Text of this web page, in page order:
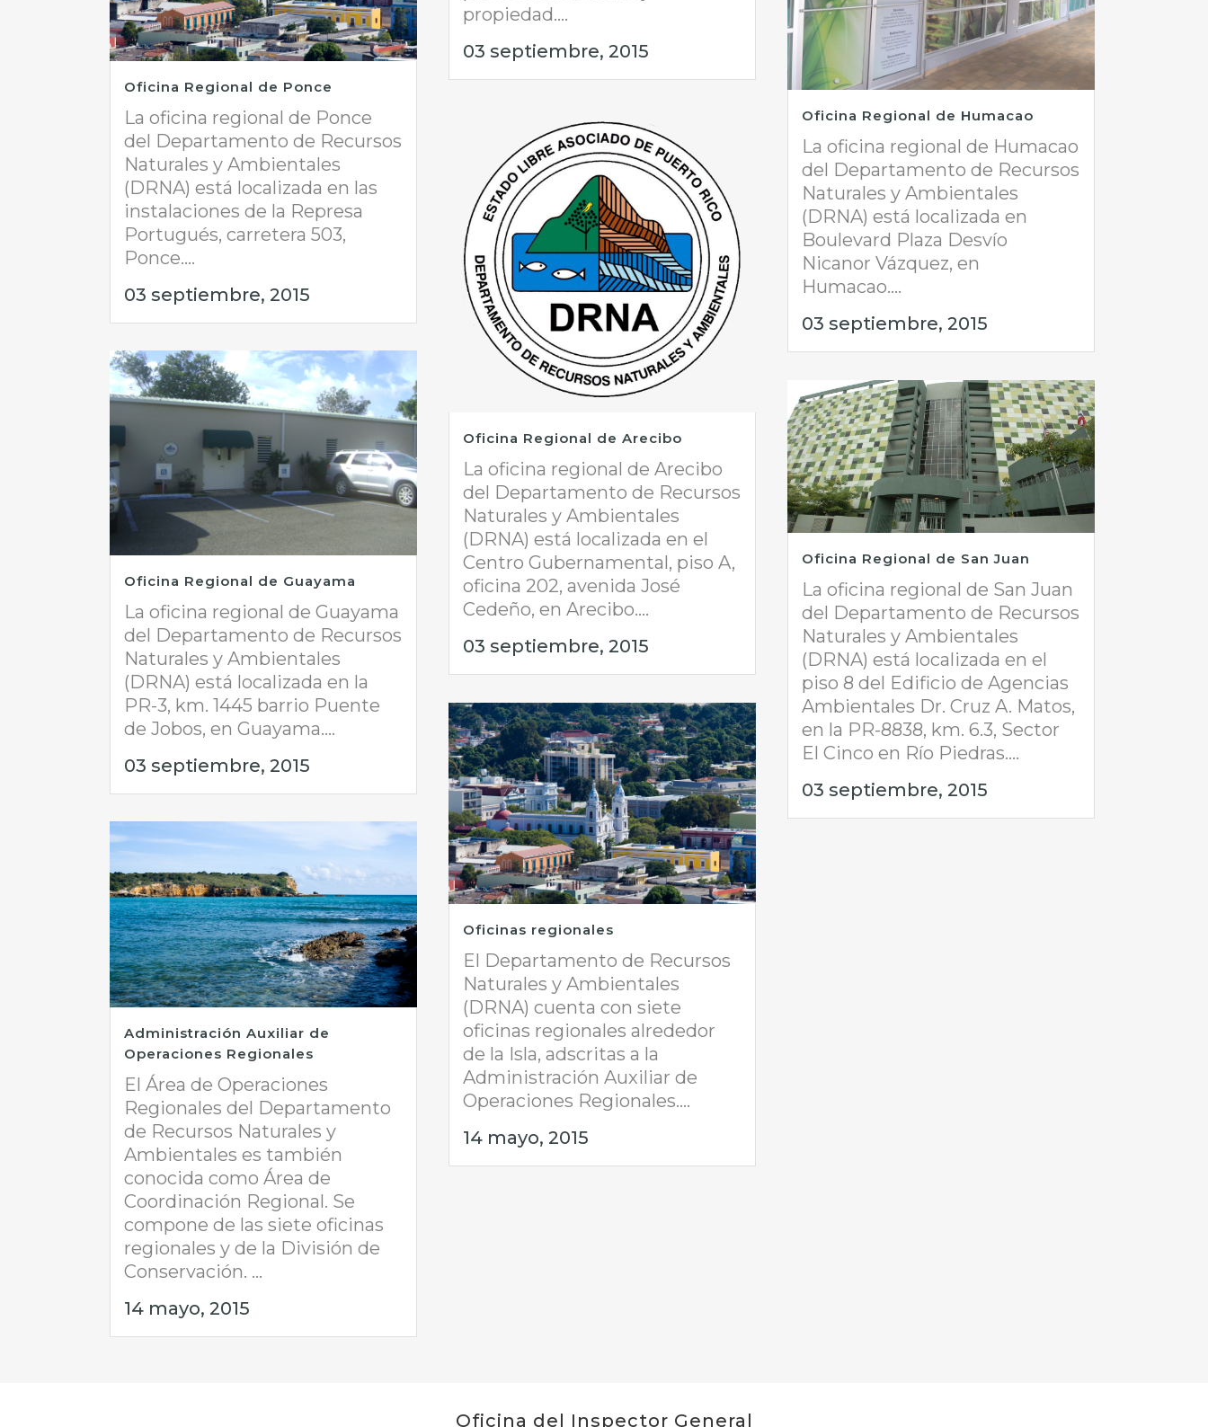
propiedad....
03 septiembre, 2015
Oficina Regional de Ponce
La oficina regional de Ponce
del Departamento de Recursos
Naturales y Ambientales
(DRNA) está localizada en las
instalaciones de la Represa
Portugués, carretera 503,
Ponce....
03 septiembre, 2015
Oficina Regional de Humacao
La oficina regional de Humacao
del Departamento de Recursos
Naturales y Ambientales
(DRNA) está localizada en
Boulevard Plaza Desvío
Nicanor Vázquez, en
Humacao....
03 septiembre, 2015
Oficina Regional de Arecibo
La oficina regional de Arecibo
del Departamento de Recursos
Naturales y Ambientales
(DRNA) está localizada en el
Centro Gubernamental, piso A,
oficina 202, avenida José
Cedeño, en Arecibo....
03 septiembre, 2015
Oficina Regional de Guayama
La oficina regional de Guayama
del Departamento de Recursos
Naturales y Ambientales
(DRNA) está localizada en la
PR-3, km. 1445 barrio Puente
de Jobos, en Guayama....
03 septiembre, 2015
Oficina Regional de San Juan
La oficina regional de San Juan
del Departamento de Recursos
Naturales y Ambientales
(DRNA) está localizada en el
piso 8 del Edificio de Agencias
Ambientales Dr. Cruz A. Matos,
en la PR-8838, km. 6.3, Sector
El Cinco en Río Piedras....
03 septiembre, 2015
Oficinas regionales
El Departamento de Recursos
Naturales y Ambientales
(DRNA) cuenta con siete
oficinas regionales alrededor
de la Isla, adscritas a la
Administración Auxiliar de
Operaciones Regionales....
14 mayo, 2015
Administración Auxiliar de
Operaciones Regionales
El Área de Operaciones
Regionales del Departamento
de Recursos Naturales y
Ambientales es también
conocida como Área de
Coordinación Regional. Se
compone de las siete oficinas
regionales y de la División de
Conservación. ...
14 mayo, 2015
Oficina del Inspector General